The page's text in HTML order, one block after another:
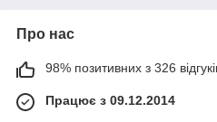
Про нас
98% позитивних з 326
Працює з 09.12.2014